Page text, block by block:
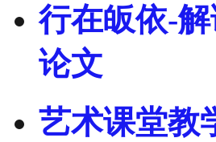
行在皈依-
论文
艺术课堂教